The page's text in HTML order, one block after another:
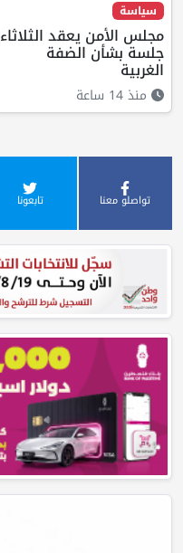
سياسة
مجلس الأمن يعقد الثلاثاء
جلسة بشأن الضفة
الغربية
منذ 14 ساعة
تواصلو معنا تابعونا